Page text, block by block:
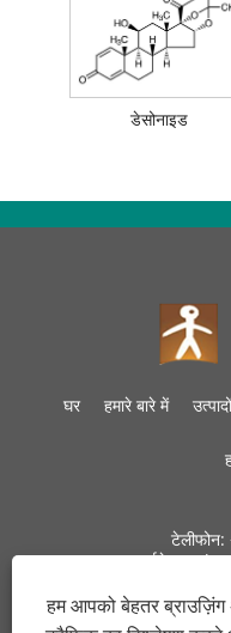
डेसोनाइड
घर हमारे बारे में उत्पादों
टेलीफोन:
ईमेल:
गेडियन आर्थिक
हम आपको बेहतर